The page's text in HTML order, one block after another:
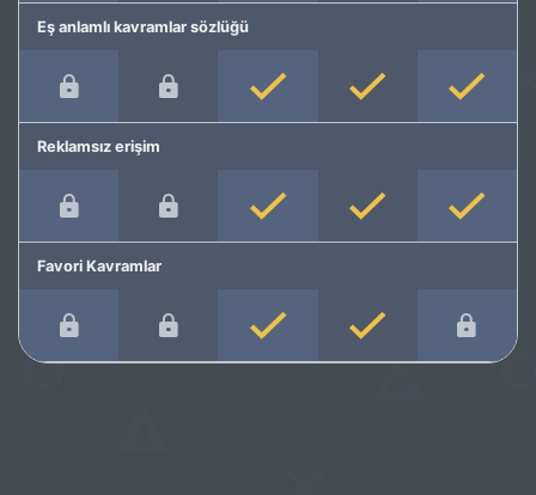
Eş anlamlı kavramlar sözlüğü
Reklamsız erişim
Favori Kavramlar